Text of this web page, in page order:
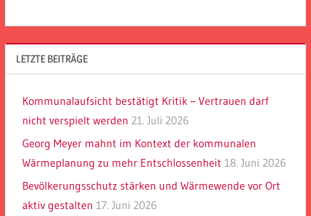
LETZTE BEITRÄGE
Kommunalaufsicht bestätigt Kritik – Vertrauen darf
nicht verspielt werden 21. Juli 2026
Georg Meyer mahnt im Kontext der kommunalen
Wärmeplanung zu mehr Entschlossenheit 18. Juni 2026
Bevölkerungsschutz stärken und Wärmewende vor Ort
aktiv gestalten 17. Juni 2026